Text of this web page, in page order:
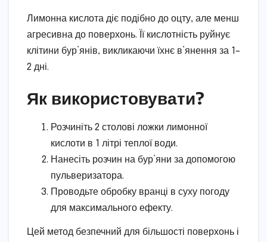
Лимонна кислота діє подібно до оцту, але менш
агресивна до поверхонь. Її кислотність руйнує
клітини бур’янів, викликаючи їхнє в’янення за 1–
2 дні.
Як використовувати?
Розчиніть 2 столові ложки лимонної
кислоти в 1 літрі теплої води.
Нанесіть розчин на бур’яни за допомогою
пульверизатора.
Проводьте обробку вранці в суху погоду
для максимального ефекту.
Цей метод безпечний для більшості поверхонь і